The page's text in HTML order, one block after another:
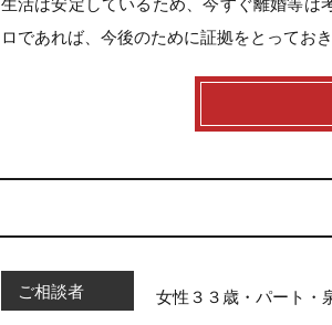
生活は安定しているため、今すぐ離婚等は
ロであれば、今後のために証拠をとっておき
ご相談者 女性３３歳・パート・